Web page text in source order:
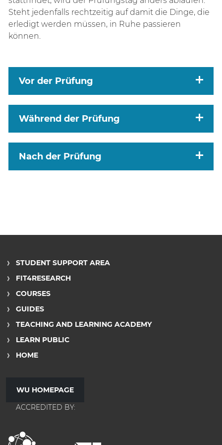
Steht jedenfalls rechtzeitig auf damit die Dinge, die
erledigt werden müssen, in Ruhe passieren
können.
Vor der Prüfung
Während der Prüfung
Nach der Prüfung
STUDENT SUPPORT AREA
FIT4RESEARCH
COURSES
GUIDES
TEACHING AND LEARNING ACADEMY
LEARN PUBLIC
HOME
WU HOMEPAGE
ACCREDITED BY: